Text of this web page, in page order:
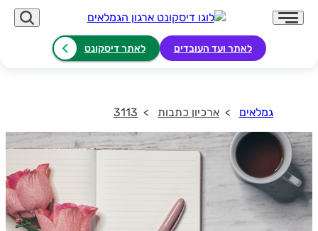
לאתר ועד העובדים לאתר דיסקונט
גמלאים ארכיון כתבות 3113